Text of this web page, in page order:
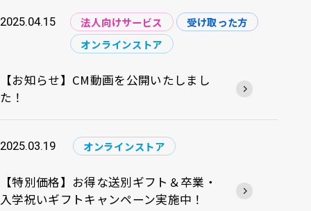
2025.04.15 法人向けサービス
受け取った方
オンラインストア
【お知らせ】CM動画を公開いたしまし
た！
2025.03.19 オンラインストア
【特別価格】お得な送別ギフト＆卒業・
入学祝いギフトキャンペーン実施中！